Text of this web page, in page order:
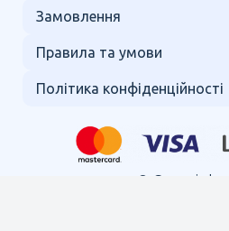
Замовлення
Правила та умови
Політика конфіденційності
© Copyright